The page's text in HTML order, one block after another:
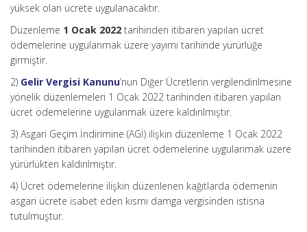
yüksek olan ücrete uygulanacaktır.
Düzenleme 1 Ocak 2022 tarihinden itibaren yapılan ücret
ödemelerine uygulanmak üzere yayımı tarihinde yürürlüğe
girmiştir.
2) Gelir Vergisi Kanunu’nun Diğer Ücretlerin vergilendirilmesine
yönelik düzenlemeleri 1 Ocak 2022 tarihinden itibaren yapılan
ücret ödemelerine uygulanmak üzere kaldırılmıştır.
3) Asgari Geçim İndirimine (AGİ) ilişkin düzenleme 1 Ocak 2022
tarihinden itibaren yapılan ücret ödemelerine uygulanmak üzere
yürürlükten kaldırılmıştır.
4) Ücret ödemelerine ilişkin düzenlenen kağıtlarda ödemenin
asgari ücrete isabet eden kısmı damga vergisinden istisna
tutulmuştur.